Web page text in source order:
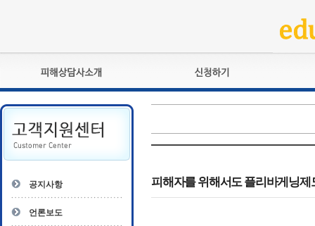
피해상담사란?
자격관리규정
상담사 자격증 확인
- 피해상담사 1급
- 전문수련감독자
교육훈련
자격복원
공지사항
언론보도
피해자를 위해서도 플리바게닝제